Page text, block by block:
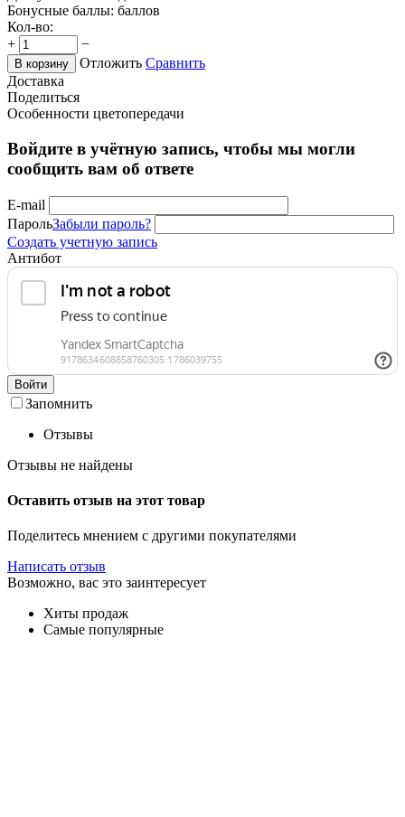
Бонусные баллы: баллов
Кол-во:
+
−
В корзину Отложить Сравнить
Доставка
Поделиться
Особенности цветопередачи
Войдите в учётную запись, чтобы мы могли
сообщить вам об ответе
E-mail
ПарольЗабыли пароль?
Создать учетную запись
Антибот
Войти
Запомнить
Отзывы
Отзывы не найдены
Оставить отзыв на этот товар
Поделитесь мнением с другими покупателями
Написать отзыв
Возможно, вас это заинтересует
Хиты продаж
Самые популярные